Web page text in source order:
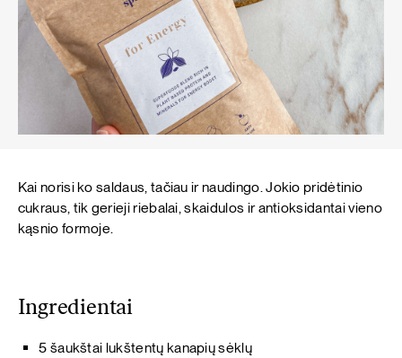
Ingredientai
5 šaukštai lukštentų kanapių sėklų
Kai norisi ko saldaus, tačiau ir naudingo. Jokio pridėtinio
cukraus, tik gerieji riebalai, skaidulos ir antioksidantai vieno
kąsnio formoje.